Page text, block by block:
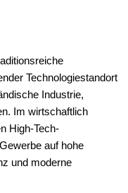
Technologiestandort
Industrie,
Im wirtschaftlich
High-Tech-
auf hohe
und moderne